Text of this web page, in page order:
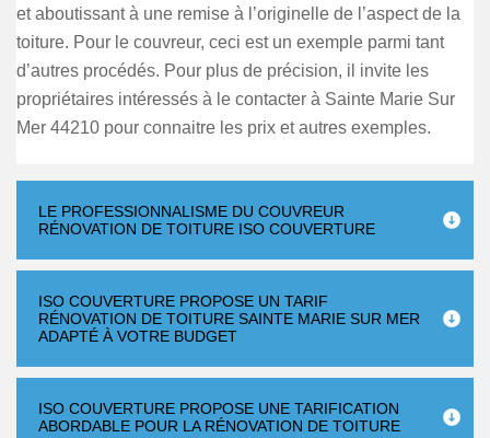
et aboutissant à une remise à l’originelle de l’aspect de la
toiture. Pour le couvreur, ceci est un exemple parmi tant
d’autres procédés. Pour plus de précision, il invite les
propriétaires intéressés à le contacter à Sainte Marie Sur
Mer 44210 pour connaitre les prix et autres exemples.
LE PROFESSIONNALISME DU COUVREUR
RÉNOVATION DE TOITURE ISO COUVERTURE
ISO COUVERTURE PROPOSE UN TARIF
RÉNOVATION DE TOITURE SAINTE MARIE SUR MER
ADAPTÉ À VOTRE BUDGET
ISO COUVERTURE PROPOSE UNE TARIFICATION
ABORDABLE POUR LA RÉNOVATION DE TOITURE